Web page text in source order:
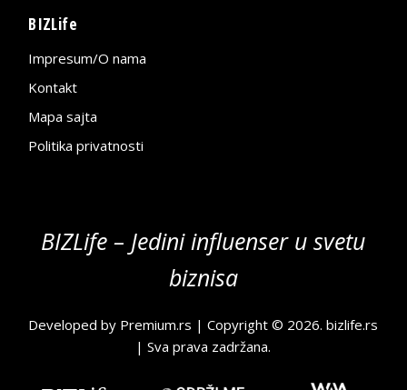
BIZLife
Impresum/O nama
Kontakt
Mapa sajta
Politika privatnosti
BIZLife – Jedini influenser u svetu
biznisa
Developed by Premium.rs | Copyright © 2026.bizlife.rs
| Sva prava zadržana.